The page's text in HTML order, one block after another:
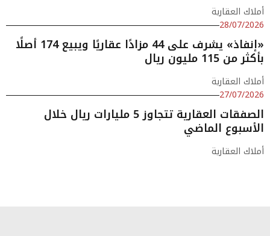
أملاك العقارية
28/07/2026
«إنفاذ» يشرف على 44 مزادًا عقاريًا ويبيع 174 أصلًا
بأكثر من 115 مليون ريال
أملاك العقارية
27/07/2026
الصفقات العقارية تتجاوز 5 مليارات ريال خلال
الأسبوع الماضي
أملاك العقارية